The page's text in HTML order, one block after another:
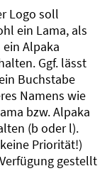
Logo soll
ein Lama, als
ein Alpaka
Ggf. lässt
Buchstabe
Namens wie
bzw. Alpaka
(b oder l).
Priorität!)
gestellt